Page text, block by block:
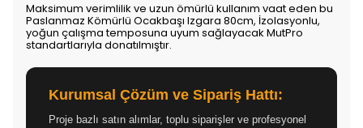
Maksimum verimlilik ve uzun ömürlü kullanım vaat eden bu
Paslanmaz Kömürlü Ocakbaşı Izgara 80cm, İzolasyonlu,
yoğun çalışma temposuna uyum sağlayacak MutPro
standartlarıyla donatılmıştır.
Kurumsal Çözüm ve Sipariş Hattı:
Proje bazlı satın alımlar, toplu siparişler ve profesyonel